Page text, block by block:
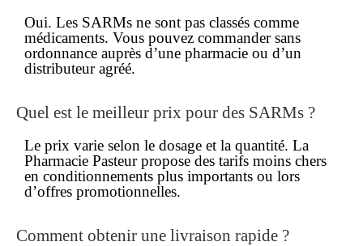
Oui. Les SARMs ne sont pas classés comme
médicaments. Vous pouvez commander sans
ordonnance auprès d’une pharmacie ou d’un
distributeur agréé.
Quel est le meilleur prix pour des SARMs ?
Le prix varie selon le dosage et la quantité. La
Pharmacie Pasteur propose des tarifs moins chers
en conditionnements plus importants ou lors
d’offres promotionnelles.
Comment obtenir une livraison rapide ?